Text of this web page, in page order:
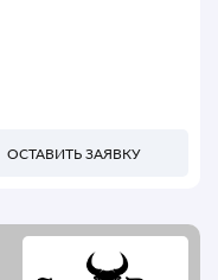
ОСТАВИТЬ ЗАЯВКУ